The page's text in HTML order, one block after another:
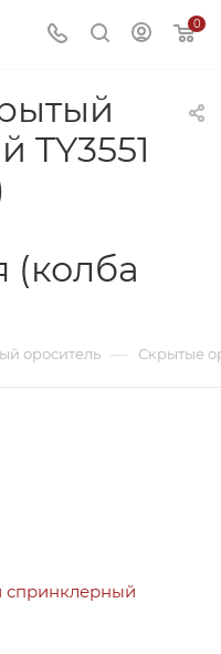
0
TY3551
(колба
ороситель — Скрытые